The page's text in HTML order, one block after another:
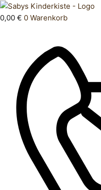
Zum
Inhalt
0,00 € 0 Warenkorb
Products
search
Oberteil
68